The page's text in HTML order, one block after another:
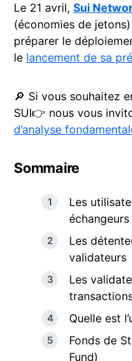
Le 21 avril, Sui
(économies de
préparer le
le lancement de sa
🔎 Si vous souhaitez
SUI👉 nous vous
d’analyse
Sommaire
Les
Les
validateurs
Les
Quelle est
Fonds de
Fund)